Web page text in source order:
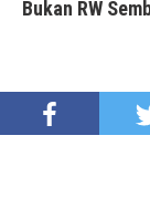
Bukan RW